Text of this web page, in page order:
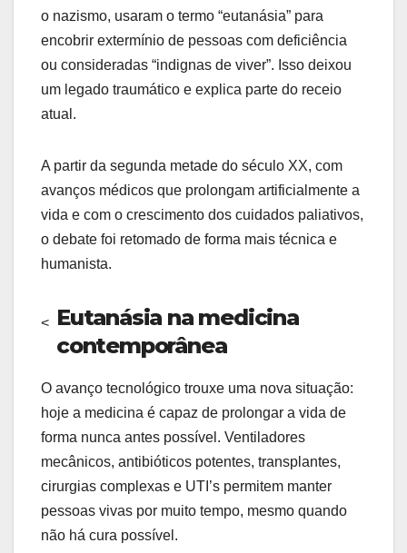
o nazismo, usaram o termo “eutanásia” para
encobrir extermínio de pessoas com deficiência
ou consideradas “indignas de viver”. Isso deixou
um legado traumático e explica parte do receio
atual.
A partir da segunda metade do século XX, com
avanços médicos que prolongam artificialmente a
vida e com o crescimento dos cuidados paliativos,
o debate foi retomado de forma mais técnica e
humanista.
< Eutanásia na medicina
contemporânea
O avanço tecnológico trouxe uma nova situação:
hoje a medicina é capaz de prolongar a vida de
forma nunca antes possível. Ventiladores
mecânicos, antibióticos potentes, transplantes,
cirurgias complexas e UTI’s permitem manter
pessoas vivas por muito tempo, mesmo quando
não há cura possível.